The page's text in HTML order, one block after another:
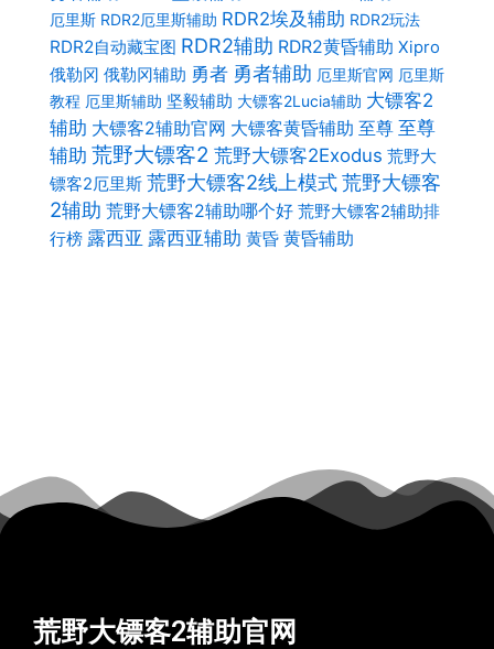
厄里斯 RDR2厄里斯辅助 RDR2埃及辅助 RDR2玩法
RDR2自动藏宝图 RDR2辅助 RDR2黄昏辅助 Xipro
俄勒冈 俄勒冈辅助 勇者 勇者辅助 厄里斯官网 厄里斯
教程 厄里斯辅助 坚毅辅助 大镖客2Lucia辅助 大镖客2
辅助 大镖客2辅助官网 大镖客黄昏辅助 至尊 至尊
辅助 荒野大镖客2 荒野大镖客2Exodus 荒野大
镖客2厄里斯 荒野大镖客2线上模式荒野大镖客
2辅助 荒野大镖客2辅助哪个好 荒野大镖客2辅助排
行榜 露西亚 露西亚辅助 黄昏 黄昏辅助
荒野大镖客2辅助官网